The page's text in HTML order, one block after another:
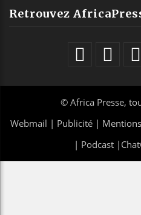
Retrouvez
© Africa Presse,
Webmail | Publicité |
| Podcast|